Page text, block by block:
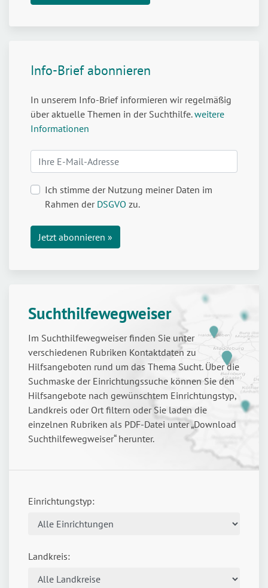
Info-Brief abonnieren
In unserem Info-Brief informieren wir regelmäßig
über aktuelle Themen in der Suchthilfe.weitere
Informationen
Ich stimme der Nutzung meiner Daten im
Rahmen der DSGVO zu.
Suchthilfewegweiser
Im Suchthilfewegweiser finden Sie unter
verschiedenen Rubriken Kontaktdaten zu
Hilfsangeboten rund um das Thema Sucht. Über die
Suchmaske der Einrichtungssuche können Sie den
Hilfsangebote nach gewünschtem Einrichtungstyp,
Landkreis oder Ort filtern oder Sie laden die
einzelnen Rubriken als PDF-Datei unter „Download
Suchthilfewegweiser“ herunter.
Einrichtungstyp:
Landkreis: